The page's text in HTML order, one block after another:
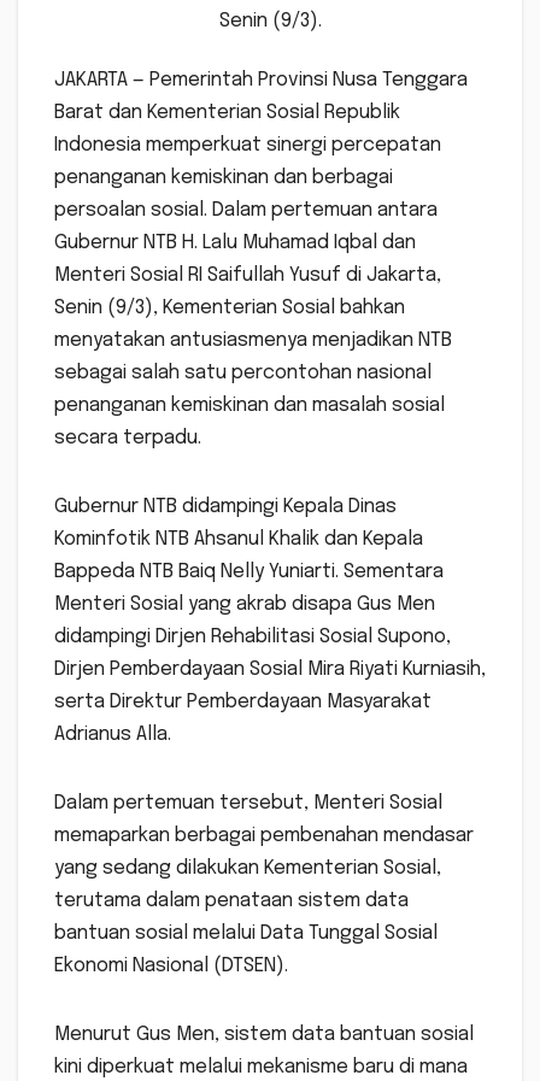
Senin (9/3).
JAKARTA — Pemerintah Provinsi Nusa Tenggara
Barat dan Kementerian Sosial Republik
Indonesia memperkuat sinergi percepatan
penanganan kemiskinan dan berbagai
persoalan sosial. Dalam pertemuan antara
Gubernur NTB H. Lalu Muhamad Iqbal dan
Menteri Sosial RI Saifullah Yusuf di Jakarta,
Senin (9/3), Kementerian Sosial bahkan
menyatakan antusiasmenya menjadikan NTB
sebagai salah satu percontohan nasional
penanganan kemiskinan dan masalah sosial
secara terpadu.
Gubernur NTB didampingi Kepala Dinas
Kominfotik NTB Ahsanul Khalik dan Kepala
Bappeda NTB Baiq Nelly Yuniarti. Sementara
Menteri Sosial yang akrab disapa Gus Men
didampingi Dirjen Rehabilitasi Sosial Supono,
Dirjen Pemberdayaan Sosial Mira Riyati Kurniasih,
serta Direktur Pemberdayaan Masyarakat
Adrianus Alla.
Dalam pertemuan tersebut, Menteri Sosial
memaparkan berbagai pembenahan mendasar
yang sedang dilakukan Kementerian Sosial,
terutama dalam penataan sistem data
bantuan sosial melalui Data Tunggal Sosial
Ekonomi Nasional (DTSEN).
Menurut Gus Men, sistem data bantuan sosial
kini diperkuat melalui mekanisme baru di mana